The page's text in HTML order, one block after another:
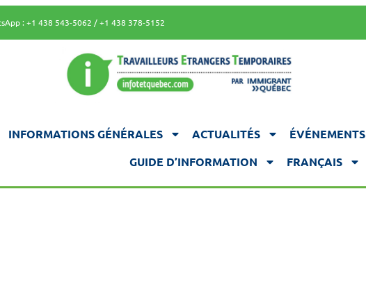
: +1 438 543-5062 / +1 438 378-5152
INFORMATIONS GÉNÉRALES ACTUALITÉS ÉVÉNEMENTS
GUIDE D’INFORMATION
FRANÇAIS